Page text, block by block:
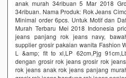
anak murah 34ribuan 5 Mar 2018
34ribuan. Nama Produk: Rok Jeans
Minimal order 6pcs. Untuk Motif dan
Murah Terbaru Mei 2018 Indonesia
jeans panjang rok jeans navy,
supplier grosir pakaian wanita Fashion
L &amp; fit to xl,LP 62cm,Pjg
dengan grosir rok jeans grosir rok
rok jeans anak rok jeans panjang